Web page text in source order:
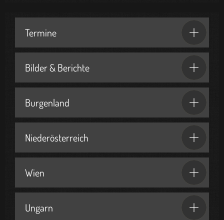
Termine
Bilder & Berichte
Burgenland
Niederösterreich
Wien
Ungarn